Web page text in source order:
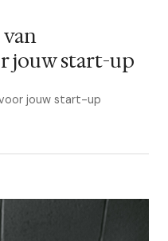
jouw start-up
jouw start-up